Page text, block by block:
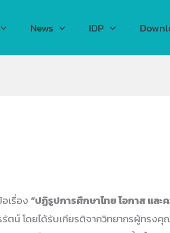
News IDP
อเรื่อง“ปฏิรูปการศึกษาไทย โอกาส และ
รัตน์ โดยได้รับเกียรติจากวิทยากรผู้ทร